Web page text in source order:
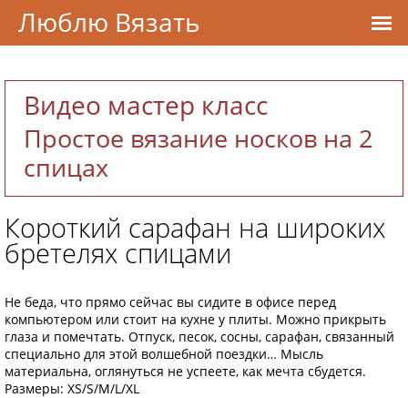
Видео мастер класс
Простое вязание носков на 2
спицах
Короткий сарафан на широких
бретелях спицами
Не беда, что прямо сей­час вы сидите в офисе перед
компьютером или стоит на кухне у плиты. Можно при­крыть
глаза и помеч­тать. Отпуск, песок, сосны, сарафан, связан­ный
специально для этой волшебной поездки… Мысль
материальна, оглянуться не успеете, как мечта сбудется.
Размеры: XS/S/M/L/XL
Люблю Вязать